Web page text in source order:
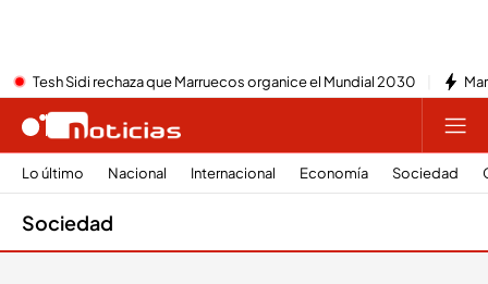
Tesh Sidi rechaza que Marruecos organice el Mundial 2030
Lo último Nacional Internacional Economía Sociedad
Sociedad